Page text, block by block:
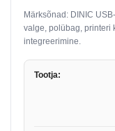
Märksõnad: DINIC
valge, polübag, printeri
integreerimine.
Tootja: